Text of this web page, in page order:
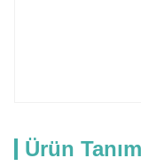
Ürün